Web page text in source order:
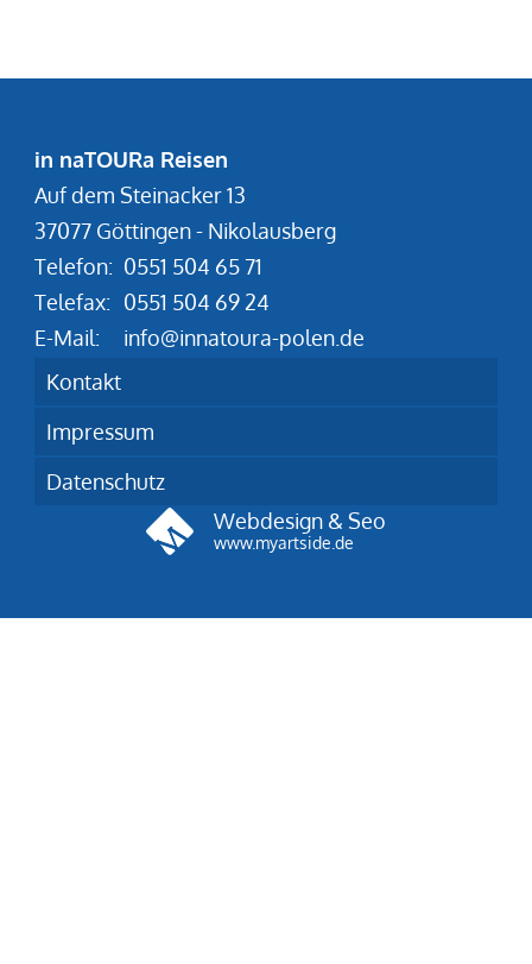
in naTOURa Reisen
Auf dem Steinacker 13
37077 Göttingen - Nikolausberg
Telefon: 0551 504 65 71
Telefax: 0551 504 69 24
E-Mail:
info@innatoura-polen.de
Kontakt
Impressum
Datenschutz
Webdesign & Seo
www.myartside.de